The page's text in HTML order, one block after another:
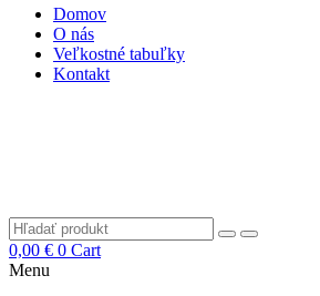
Domov
O nás
Veľkostné tabuľky
Kontakt
0,00 € 0 Cart
Menu